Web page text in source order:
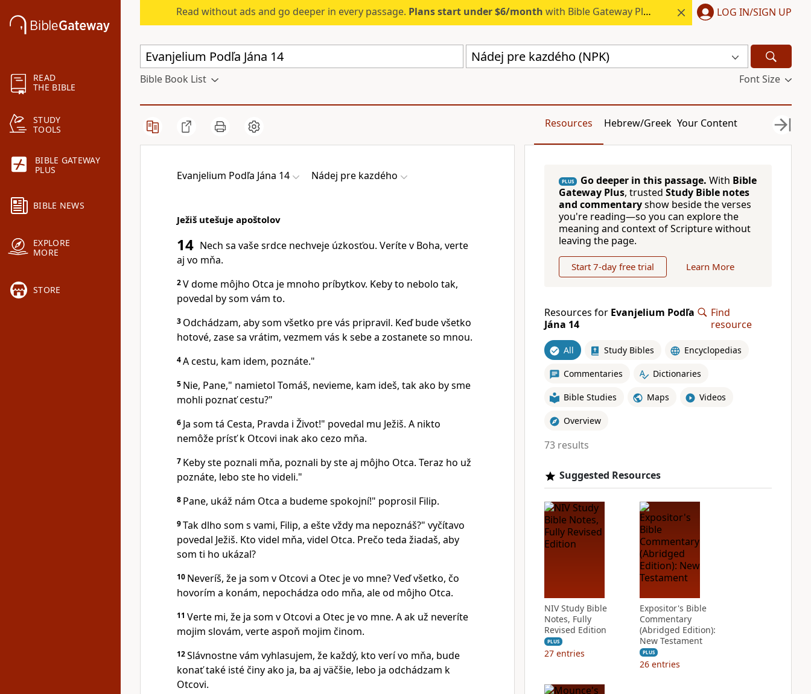
READ
THE BIBLE
STUDY
TOOLS
BIBLE GATEWAY
PLUS
BIBLE NEWS
EXPLORE
MORE
STORE
Read without ads and go deeper in every passage. Plans start under $6/month with Bible Gateway Plus. LOG IN/SIGN UP
Nádej pre kazdého (NPK)
Bible Book List Font Size
Resources Hebrew/Greek Your Content
Evanjelium Podľa Jána 14 Nádej pre kazdého
Ježiš utešuje apoštolov
14 Nech sa vaše srdce nechveje úzkosťou. Veríte v Boha, verte
aj vo mňa.
2V dome môjho Otca je mnoho príbytkov. Keby to nebolo tak,
povedal by som vám to.
3 Odchádzam, aby som všetko pre vás pripravil. Keď bude všetko
hotové, zase sa vrátim, vezmem vás k sebe a zostanete so mnou.
4A cestu, kam idem, poznáte."
5 Nie, Pane," namietol Tomáš, nevieme, kam ideš, tak ako by sme
mohli poznať cestu?"
6 Ja som tá Cesta, Pravda i Život!" povedal mu Ježiš. A nikto
nemôže prísť k Otcovi inak ako cezo mňa.
7 Keby ste poznali mňa, poznali by ste aj môjho Otca. Teraz ho už
poznáte, lebo ste ho videli."
8 Pane, ukáž nám Otca a budeme spokojní!" poprosil Filip.
9Tak dlho som s vami, Filip, a ešte vždy ma nepoznáš?" vyčítavo
povedal Ježiš. Kto videl mňa, videl Otca. Prečo teda žiadaš, aby
som ti ho ukázal?
10 Neveríš, že ja som v Otcovi a Otec je vo mne? Veď všetko, čo
hovorím a konám, nepochádza odo mňa, ale od môjho Otca.
11 Verte mi, že ja som v Otcovi a Otec je vo mne. A ak už neveríte
mojim slovám, verte aspoň mojim činom.
12Slávnostne vám vyhlasujem, že každý, kto verí vo mňa, bude
konať také isté činy ako ja, ba aj väčšie, lebo ja odchádzam k
Otcovi.
PLUS Go deeper in this passage. With Bible
Gateway Plus, trusted Study Bible notes
and commentaryshow beside the verses
you're reading—so you can explore the
meaning and context of Scripture without
leaving the page.
Start 7-day free trial Learn More
Resources for Evanjelium Podľa
Jána 14
Find
resource
All Study Bibles Encyclopedias
Commentaries Dictionaries
Bible Studies Maps Videos
Overview
73 results
Suggested Resources
NIV Study Bible
Notes, Fully
Revised Edition
PLUS
27 entries
Expositor's Bible
Commentary
(Abridged Edition):
New Testament
PLUS
26 entries